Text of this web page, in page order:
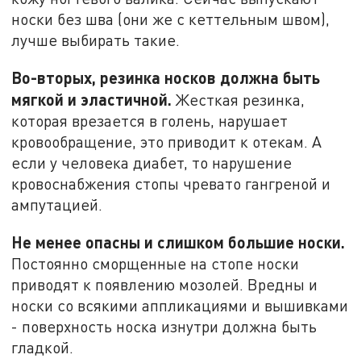
носки без шва (они же с кеттельным швом),
лучше выбирать такие.
Во-вторых, резинка носков должна быть
мягкой и эластичной. Жесткая резинка,
которая врезается в голень, нарушает
кровообращение, это приводит к отекам. А
если у человека диабет, то нарушение
кровоснабжения стопы чревато гангреной и
ампутацией.
Не менее опасны и слишком большие носки.
Постоянно сморщенные на стопе носки
приводят к появлению мозолей. Вредны и
носки со всякими аппликациями и вышивками
- поверхность носка изнутри должна быть
гладкой.